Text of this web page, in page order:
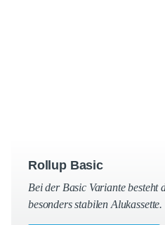
Rollup Basic
Bei der Basic Variante besteht
besonders stabilen Alukassette.